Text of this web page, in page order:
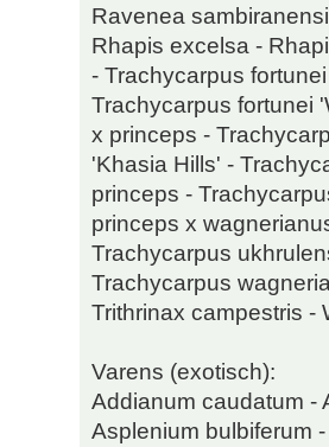
Ravenea
Rhapis excelsa -
- Trachycarpus
Trachycarpus fortunei
x princeps -
'Khasia Hills' -
princeps -
princeps x
Trachycarpus
Trachycarpus
Trithrinax campestris -
Varens (exotisch):
Addianum caudatum -
Asplenium bulbiferum